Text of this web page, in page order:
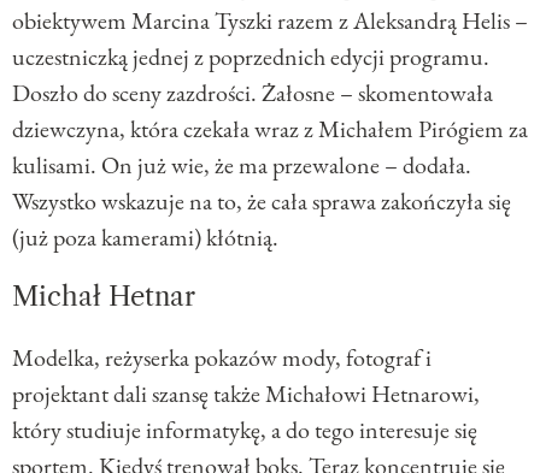
obiektywem Marcina Tyszki razem z Aleksandrą Helis –
uczestniczką jednej z poprzednich edycji programu.
Doszło do sceny zazdrości. Żałosne – skomentowała
dziewczyna, która czekała wraz z Michałem Pirógiem za
kulisami. On już wie, że ma przewalone – dodała.
Wszystko wskazuje na to, że cała sprawa zakończyła się
(już poza kamerami) kłótnią.
Michał Hetnar
Modelka, reżyserka pokazów mody, fotograf i
projektant dali szansę także Michałowi Hetnarowi,
który studiuje informatykę, a do tego interesuje się
sportem. Kiedyś trenował boks. Teraz koncentruje się